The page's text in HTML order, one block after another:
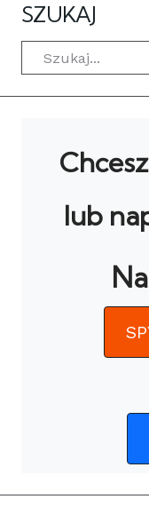
SZUKAJ
Szukaj
lub